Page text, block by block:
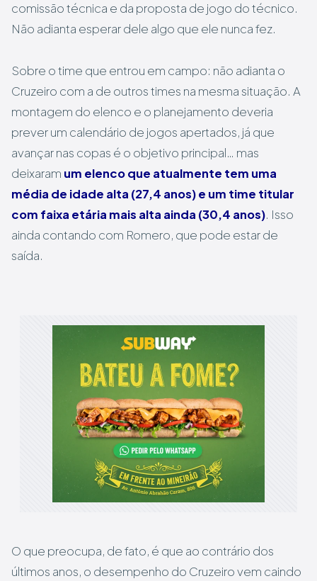
comissão técnica e da proposta de jogo do técnico.
Não adianta esperar dele algo que ele nunca fez.
Sobre o time que entrou em campo: não adianta o
Cruzeiro com a de outros times na mesma situação. A
montagem do elenco e o planejamento deveria
prever um calendário de jogos apertados, já que
avançar nas copas é o objetivo principal… mas
deixaram um elenco que atualmente tem uma
média de idade alta (27,4 anos) e um time titular
com faixa etária mais alta ainda (30,4 anos). Isso
ainda contando com Romero, que pode estar de
saída.
O que preocupa, de fato, é que ao contrário dos
últimos anos, o desempenho do Cruzeiro vem caindo